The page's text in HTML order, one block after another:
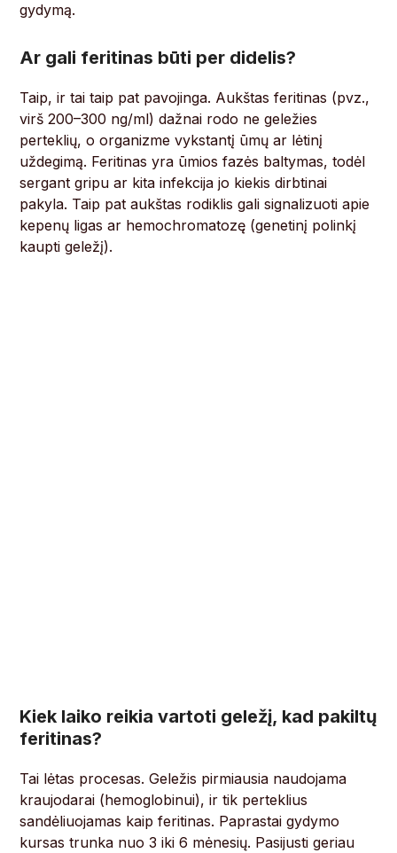
gydymą.
Ar gali feritinas būti per didelis?
Taip, ir tai taip pat pavojinga. Aukštas feritinas (pvz.,
virš 200–300 ng/ml) dažnai rodo ne geležies
perteklių, o organizme vykstantį ūmų ar lėtinį
uždegimą. Feritinas yra ūmios fazės baltymas, todėl
sergant gripu ar kita infekcija jo kiekis dirbtinai
pakyla. Taip pat aukštas rodiklis gali signalizuoti apie
kepenų ligas ar hemochromatozę (genetinį polinkį
kaupti geležį).
Kiek laiko reikia vartoti geležį, kad pakiltų
feritinas?
Tai lėtas procesas. Geležis pirmiausia naudojama
kraujodarai (hemoglobinui), ir tik perteklius
sandėliuojamas kaip feritinas. Paprastai gydymo
kursas trunka nuo 3 iki 6 mėnesių. Pasijusti geriau